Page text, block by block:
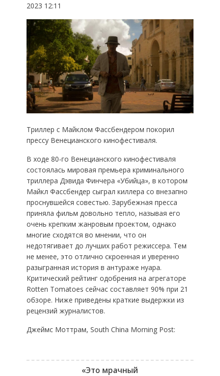
2023 12:11
Триллер с Майклом Фассбендером покорил
прессу Венецианского кинофестиваля.
В ходе 80-го Венецианского кинофестиваля
состоялась мировая премьера криминального
триллера Дэвида Финчера «Убийца», в котором
Майкл Фассбендер сыграл киллера со внезапно
проснувшейся совестью. Зарубежная пресса
приняла фильм довольно тепло, называя его
очень крепким жанровым проектом, однако
многие сходятся во мнении, что он
недотягивает до лучших работ режиссера. Тем
не менее, это отлично скроенная и уверенно
разыгранная история в антураже нуара.
Критический рейтинг одобрения на агрегаторе
Rotten Tomatoes сейчас составляет 90% при 21
обзоре. Ниже приведены краткие выдержки из
рецензий журналистов.
Джеймс Моттрам, South China Morning Post:
«Это мрачный